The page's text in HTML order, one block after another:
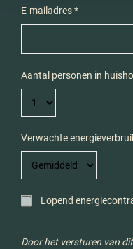
E-mailadres *
Aantal personen in
Verwachte
Lopend
Door het versturen van